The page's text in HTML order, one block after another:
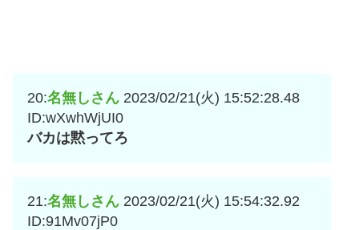
20:名無しさん 2023/02/21(火) 15:52:28.48
ID:wXwhWjUI0
バカは黙ってろ
21:名無しさん 2023/02/21(火) 15:54:32.92
ID:91Mv07jP0